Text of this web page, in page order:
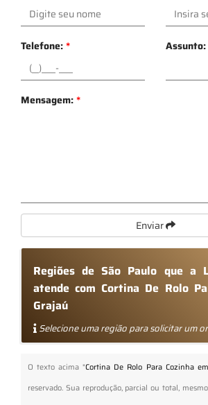
Telefone:* Assunto:
Mensagem:*
Enviar
Regiões de São Paulo que a
atende com Cortina De Rolo
Grajaú
Selecione uma região para solicitar um
O texto acima "Cortina De Rolo Para Cozinha
reservado. Sua reprodução, parcial ou total,